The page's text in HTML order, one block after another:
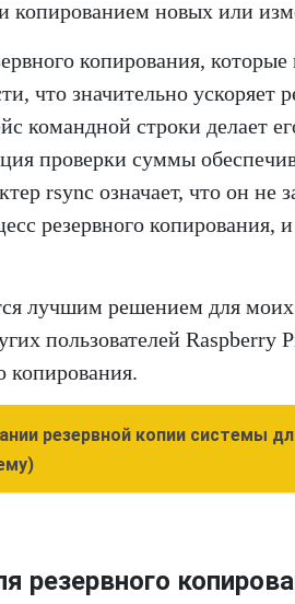
копированием новых или
копирования,
что значительно ускоряет
командной строки делает
проверки суммы
rsync означает, что он не
резервного копирования,
лучшим решением для
пользователей
копирования.
резервной копии системы
резервного